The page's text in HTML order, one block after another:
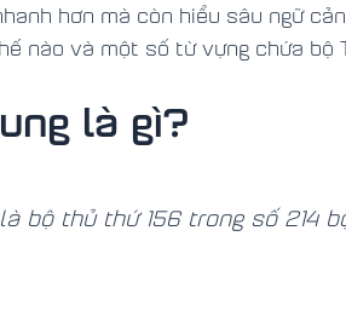
hơn mà còn hiểu sâu ngữ
nào và một số từ vựng chứa bộ
là gì?
bộ thủ thứ 156 trong số 214